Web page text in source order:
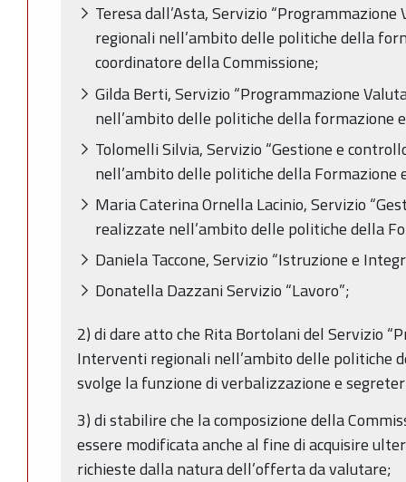
Teresa dall’Asta, Servizio
regionali nell’ambito delle politiche della
coordinatore della Commissione;
Gilda Berti, Servizio “Programmazione
nell’ambito delle politiche della formazione
Tolomelli Silvia, Servizio “Gestione e
nell’ambito delle politiche della Formazione
Maria Caterina Ornella Lacinio, Servizio
realizzate nell’ambito delle politiche della
Daniela Taccone, Servizio “Istruzione e
Donatella Dazzani Servizio “Lavoro”;
2) di dare atto che Rita Bortolani del Servizio
Interventi regionali nell’ambito delle politiche
svolge la funzione di verbalizzazione e
3) di stabilire che la composizione della
essere modificata anche al fine di acquisire
richieste dalla natura dell’offerta da valutare;